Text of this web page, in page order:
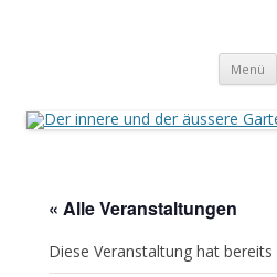
Menü
« Alle Veranstaltungen
Diese Veranstaltung hat